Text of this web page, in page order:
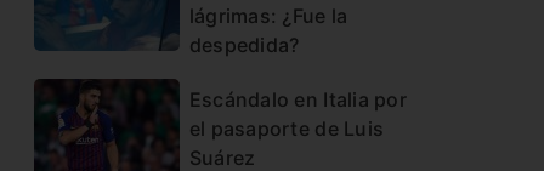
lágrimas: ¿Fue la
despedida?
Escándalo en Italia por
el pasaporte de Luis
Suárez